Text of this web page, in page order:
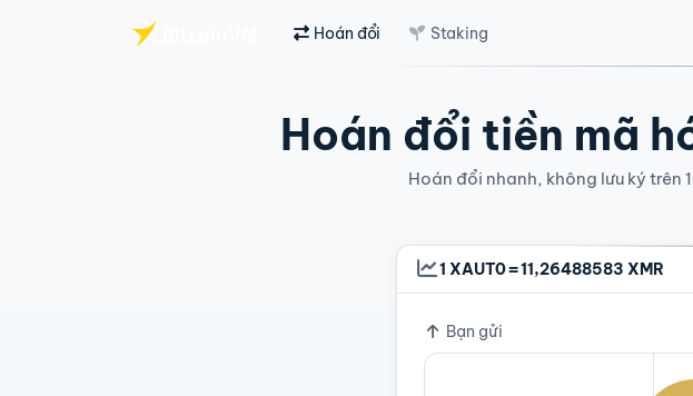
Hoán đổi Staking
Hoán đổi tiền mã
Hoán đổi nhanh, không lưu ký
Tỷ giá
1 XAUT0=11,26488583 XMR
Bạn gửi